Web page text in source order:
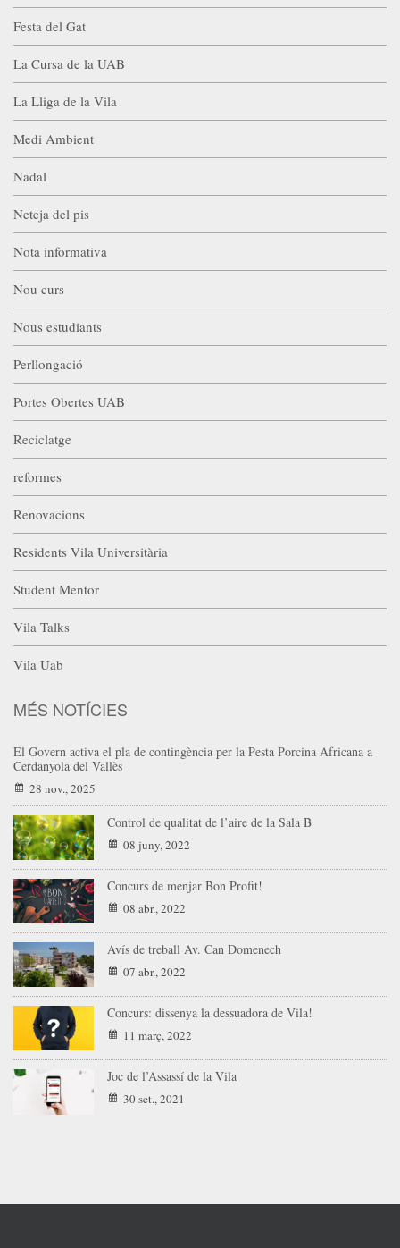
Festa del Gat
La Cursa de la UAB
La Lliga de la Vila
Medi Ambient
Nadal
Neteja del pis
Nota informativa
Nou curs
Nous estudiants
Perllongació
Portes Obertes UAB
Reciclatge
reformes
Renovacions
Residents Vila Universitària
Student Mentor
Vila Talks
Vila Uab
MÉS NOTÍCIES
El Govern activa el pla de contingència per la Pesta Porcina Africana a
Cerdanyola del Vallès
28 nov., 2025
Control de qualitat de l’aire de la Sala B
08 juny, 2022
Concurs de menjar Bon Profit!
08 abr., 2022
Avís de treball Av. Can Domenech
07 abr., 2022
Concurs: dissenya la dessuadora de Vila!
11 març, 2022
Joc de l’Assassí de la Vila
30 set., 2021